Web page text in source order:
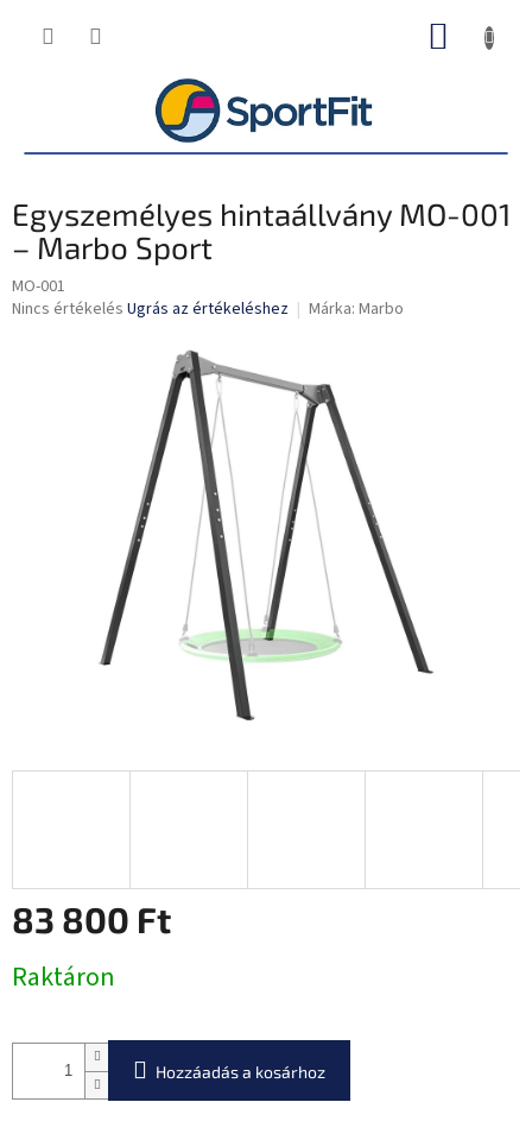
KOSÁR
Egyszemélyes hintaállvány MO-001
– Marbo Sport
MO-001
A
Nincs értékelés Ugrás az értékeléshez Márka: Marbo
83 800 Ft
Raktáron
Hozzáadás a kosárhoz